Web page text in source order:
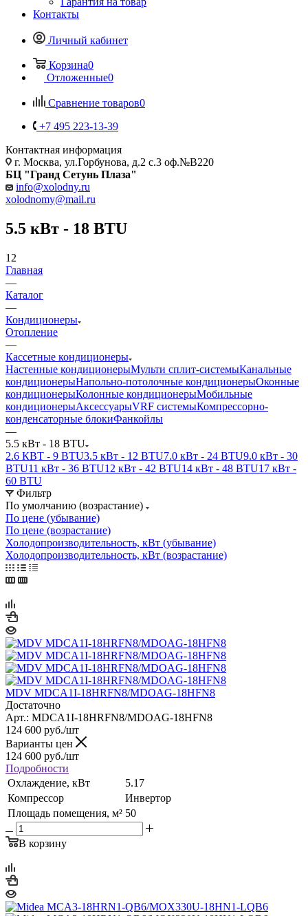
Контакты
Личный кабинет
Корзина0
Отложенные0
Сравнение товаров0
+7 495 223-13-39
Контактная информация
г. Москва, ул.Горбунова, д.2 с.3 оф.№В220
БЦ "Гранд Сетунь Плаза"
info@xolodny.ru
xolodnomy@mail.ru
5.5 кВт - 18 BTU
12
Главная
—
Каталог
—
Кондиционеры
Отопление
—
Кассетные кондиционеры
Настенные кондиционерыМульти сплит-системыКанальные
кондиционерыНапольно-потолочные кондиционерыОконные
кондиционерыКолонные кондиционерыМобильные
кондиционерыАксессуарыVRF системыКомпрессорно-
конденсаторные блокиФанкойлы
—
5.5 кВт - 18 BTU
2.6 КВТ - 9 BTU3.5 кВт - 12 BTU7.0 кВт - 24 BTU9.0 кВт - 30
BTU11 кВт - 36 BTU12 кВт - 42 BTU14 кВт - 48 BTU17 кВт -
60 BTU
Фильтр
По умолчанию (возрастание)
По цене (убывание)
По цене (возрастание)
Холодопроизводительность, кВт (убывание)
Холодопроизводительность, кВт (возрастание)
MDV MDCA1I-18HRFN8/MDOAG-18HFN8
Достаточно
Арт.: MDCA1I-18HRFN8/MDOAG-18HFN8
124 600 руб./шт
Варианты цен
124 600 руб./шт
Подробности
Охлаждение, кВт
5.17
Компрессор
Инвертор
Площадь помещения, м² 50
В корзину